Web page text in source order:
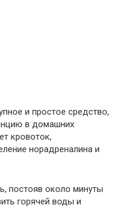
и простое средство,
в домашних
кровоток,
норадреналина и
постояв около минуты
горячей воды и